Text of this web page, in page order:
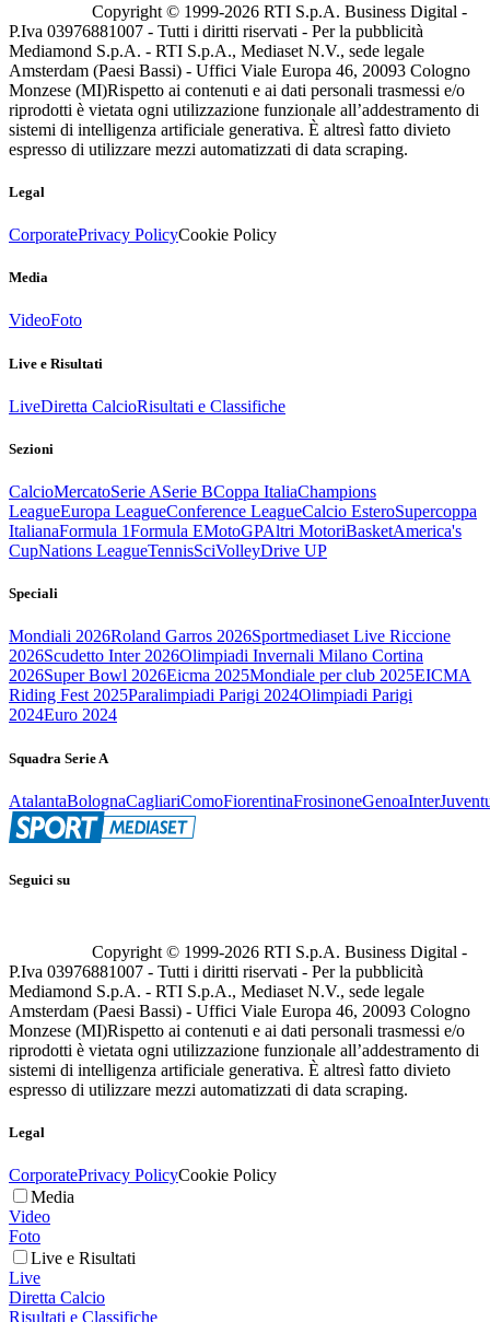
Copyright © 1999-2026 RTI S.p.A. Business Digital -
P.Iva 03976881007 - Tutti i diritti riservati - Per la pubblicità
Mediamond S.p.A. - RTI S.p.A., Mediaset N.V., sede legale
Amsterdam (Paesi Bassi) - Uffici Viale Europa 46, 20093 Cologno
Monzese (MI)Rispetto ai contenuti e ai dati personali trasmessi e/o
riprodotti è vietata ogni utilizzazione funzionale all’addestramento di
sistemi di intelligenza artificiale generativa. È altresì fatto divieto
espresso di utilizzare mezzi automatizzati di data scraping.
Legal
CorporatePrivacy PolicyCookie Policy
Media
VideoFoto
Live e Risultati
LiveDiretta CalcioRisultati e Classifiche
Sezioni
CalcioMercatoSerie ASerie BCoppa ItaliaChampions
LeagueEuropa LeagueConference LeagueCalcio EsteroSupercoppa
ItalianaFormula 1Formula EMotoGPAltri MotoriBasketAmerica's
CupNations LeagueTennisSciVolleyDrive UP
Speciali
Mondiali 2026Roland Garros 2026Sportmediaset Live Riccione
2026Scudetto Inter 2026Olimpiadi Invernali Milano Cortina
2026Super Bowl 2026Eicma 2025Mondiale per club 2025EICMA
Riding Fest 2025Paralimpiadi Parigi 2024Olimpiadi Parigi
2024Euro 2024
Squadra Serie A
AtalantaBolognaCagliariComoFiorentinaFrosinoneGenoaInter
Seguici su
Copyright © 1999-2026 RTI S.p.A. Business Digital -
P.Iva 03976881007 - Tutti i diritti riservati - Per la pubblicità
Mediamond S.p.A. - RTI S.p.A., Mediaset N.V., sede legale
Amsterdam (Paesi Bassi) - Uffici Viale Europa 46, 20093 Cologno
Monzese (MI)Rispetto ai contenuti e ai dati personali trasmessi e/o
riprodotti è vietata ogni utilizzazione funzionale all’addestramento di
sistemi di intelligenza artificiale generativa. È altresì fatto divieto
espresso di utilizzare mezzi automatizzati di data scraping.
Legal
CorporatePrivacy PolicyCookie Policy
Media
Video
Foto
Live e Risultati
Live
Diretta Calcio
Risultati e Classifiche